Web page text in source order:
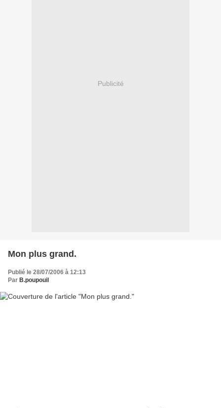
Publicité
Mon plus grand.
Publié le 28/07/2006 à 12:13
Par B.poupouil